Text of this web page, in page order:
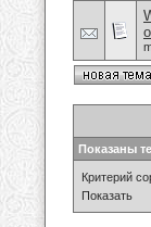
Показаны
Критерий
Показать